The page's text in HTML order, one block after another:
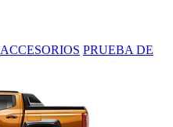
ACCESORIOS PRUEBA DE